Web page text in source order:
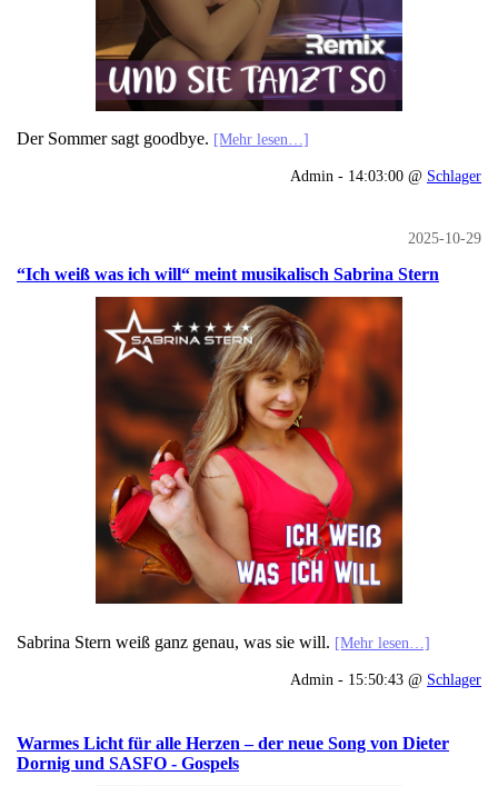
Der Sommer sagt goodbye. [Mehr lesen…]
Admin - 14:03:00 @ Schlager
2025-10-29
“Ich weiß was ich will“ meint musikalisch Sabrina Stern
Sabrina Stern weiß ganz genau, was sie will. [Mehr lesen…]
Admin - 15:50:43 @ Schlager
Warmes Licht für alle Herzen – der neue Song von Dieter
Dornig und SASFO - Gospels